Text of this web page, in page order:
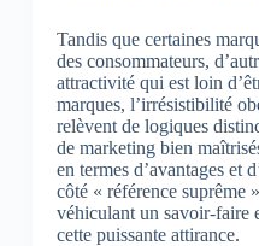
Tandis que certaines
des consommateurs,
attractivité qui est loin
marques, l’irrésistibilité
relèvent de logiques
de marketing bien
en termes d’avantages et
côté « référence suprême
véhiculant un savoir-faire
cette puissante attirance.